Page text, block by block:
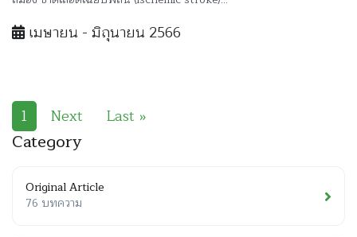
เมษายน - มิถุนายน 2566
1 Next Last »
Category
Original Article
76 บทความ